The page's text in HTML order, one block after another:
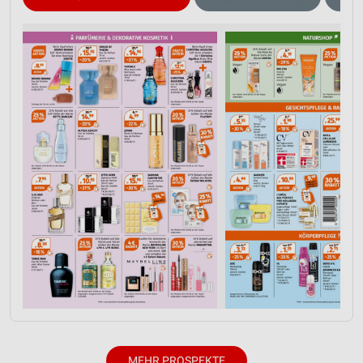
IAB-Besonderheiten:
Verwendung genauer Standortdaten
Geräte anhand von aktiv angeforderten
Informationen identifizieren
Nicht-IAB-Verarbeitungszwecke:
Notwendig
Performance
Funktional
Werbung